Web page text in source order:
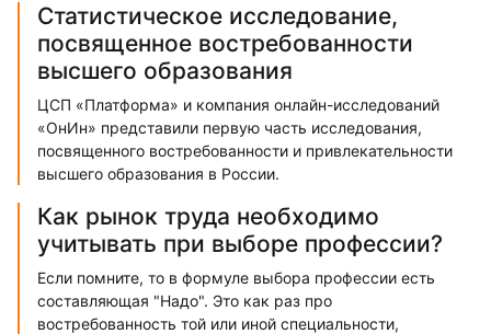
Статистическое исследование,
посвященное востребованности
высшего образования
ЦСП «Платформа» и компания онлайн-исследований
«ОнИн» представили первую часть исследования,
посвященного востребованности и привлекательности
высшего образования в России.
Как рынок труда необходимо
учитывать при выборе профессии?
Если помните, то в формуле выбора профессии есть
составляющая "Надо". Это как раз про
востребованность той или иной специальности,